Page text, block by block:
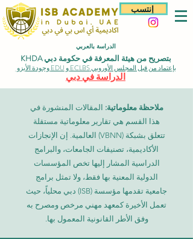
إنتسب
الدراسة بالعربي
بتصريح من هيئة المعرفة في حكومة دبي KHDA
بإعتماد من قبل المجلس الأوروبي ECLBS و EDU وجودة الأيزو
الدراسة في دبي
ملاحظة معلوماتية: المقالات المنشورة في
هذا القسم هي تقارير معلوماتية مستقلة
تتعلق بشبكة (VBNN) العالمية. إن الإنجازات
الأكاديمية، تصنيفات الجامعات، والبرامج
الدراسية المشار إليها تخص المؤسسات
الدولية المعنية بها فقط، ولا تمثل برامج
جامعية تقدمها مؤسسة (ISB) دبي محلياً، حيث
تعمل الأخيرة كمعهد مهني مرخص ومصرح به
وفق الأطر القانونية المعمول بها.